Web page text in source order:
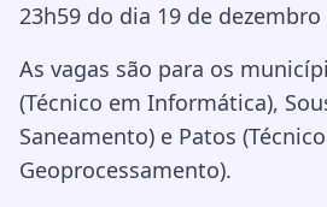
23h59 do dia 19 de dezembro
As vagas são para os
(Técnico em Informática),
Saneamento) e Patos
Geoprocessamento).